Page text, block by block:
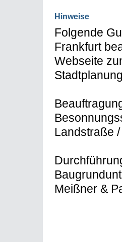
Hinweise
Folgende
Frankfurt
Webseite
Landstraße
Meißner &